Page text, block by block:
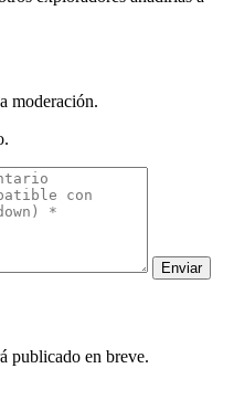
moderación.
publicado en breve.